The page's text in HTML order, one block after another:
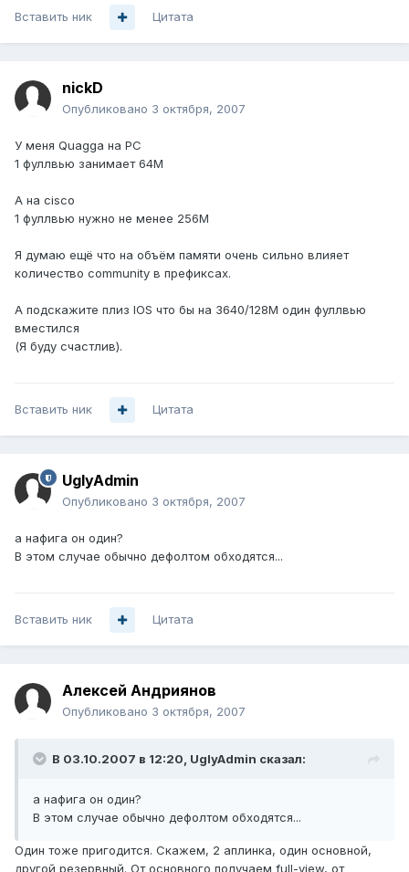
Вставить ник Цитата
nickD
Опубликовано 3 октября, 2007
У меня Quagga на PC
1 фуллвью занимает 64М
А на cisco
1 фуллвью нужно не менее 256M
Я думаю ещё что на объём памяти очень сильно влияет
количество сommunity в префиксах.
А подскажите плиз IOS что бы на 3640/128M один фуллвью
вместился
(Я буду счастлив).
Вставить ник Цитата
UglyAdmin
Опубликовано 3 октября, 2007
а нафига он один?
В этом случае обычно дефолтом обходятся...
Вставить ник Цитата
Алексей Андриянов
Опубликовано 3 октября, 2007
В 03.10.2007 в 12:20, UglyAdmin сказал:
а нафига он один?
В этом случае обычно дефолтом обходятся...
Один тоже пригодится. Скажем, 2 аплинка, один основной,
другой резервный. От основного получаем full-view, от